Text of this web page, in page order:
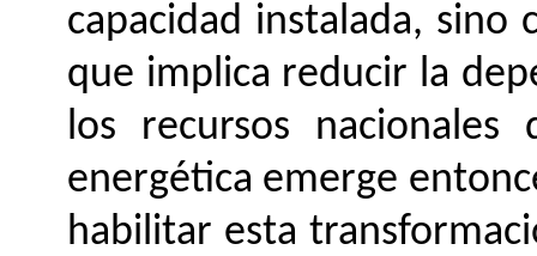
capacidad instalada,
que implica reducir la
los recursos nacionales
energética emerge
habilitar esta